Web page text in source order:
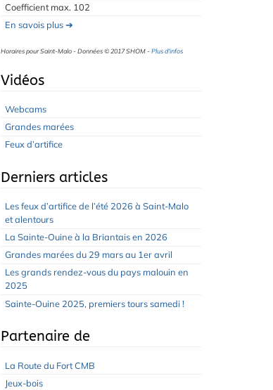
Coefficient max. 102
En savois plus ➔
Horaires pour Saint-Malo - Données © 2017 SHOM -Plus d'infos
Vidéos
Webcams
Grandes marées
Feux d’artifice
Derniers articles
Les feux d’artifice de l’été 2026 à Saint-Malo
et alentours
La Sainte-Ouine à la Briantais en 2026
Grandes marées du 29 mars au 1er avril
Les grands rendez-vous du pays malouin en
2025
Sainte-Ouine 2025, premiers tours samedi !
Partenaire de
La Route du Fort CMB
Jeux-bois